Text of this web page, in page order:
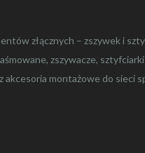
złącznych – zszywek i
zszywacze,
akcesoria montażowe do sieci